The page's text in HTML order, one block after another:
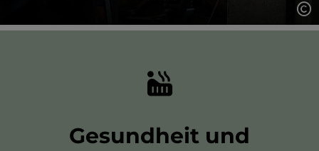
Gesundheit und